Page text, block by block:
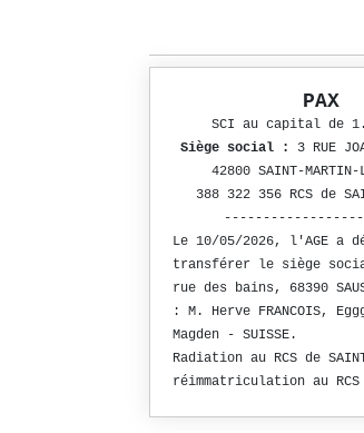
PAX
SCI au capital de
Siège social :
3 RUE
42800 SAINT-MARTIN-
388 322 356 RCS de
Le 10/05/2026, l'AGE a
transférer le siège
rue des bains, 68390
: M. Herve FRANCOIS,
Magden - SUISSE.
Radiation au RCS de
réimmatriculation au RCS